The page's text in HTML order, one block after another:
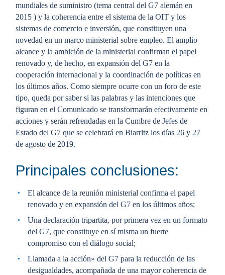
mundiales de suministro (tema central del G7 alemán en
2015 ) y la coherencia entre el sistema de la OIT y los
sistemas de comercio e inversión, que constituyen una
novedad en un marco ministerial sobre empleo. El amplio
alcance y la ambición de la ministerial confirman el papel
renovado y, de hecho, en expansión del G7 en la
cooperación internacional y la coordinación de políticas en
los últimos años. Como siempre ocurre con un foro de este
tipo, queda por saber si las palabras y las intenciones que
figuran en el Comunicado se transformarán efectivamente en
acciones y serán refrendadas en la Cumbre de Jefes de
Estado del G7 que se celebrará en Biarritz los días 26 y 27
de agosto de 2019.
Principales conclusiones:
El alcance de la reunión ministerial confirma el papel
renovado y en expansión del G7 en los últimos años;
Una declaración tripartita, por primera vez en un formato
del G7, que constituye en sí misma un fuerte
compromiso con el diálogo social;
Llamada a la acción» del G7 para la reducción de las
desigualdades, acompañada de una mayor coherencia de